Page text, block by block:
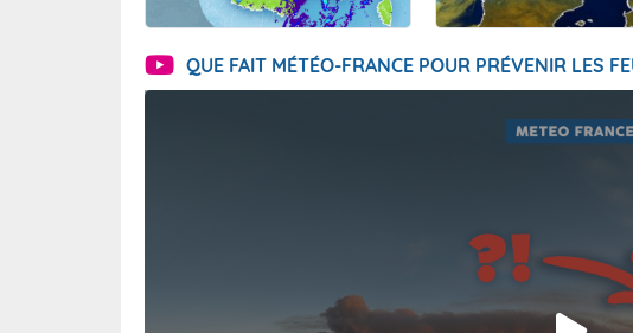
QUE FAIT MÉTÉO-FRANCE POUR PRÉVENIR LES